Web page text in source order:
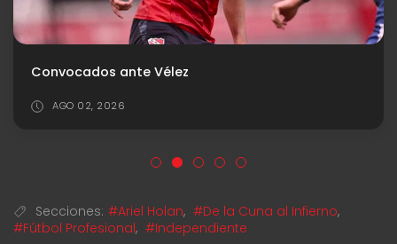
Convocados ante Vélez
AGO 02, 2026
Secciones: #Ariel Holan, #De la Cuna al Infierno,
#Fútbol Profesional, #Independiente